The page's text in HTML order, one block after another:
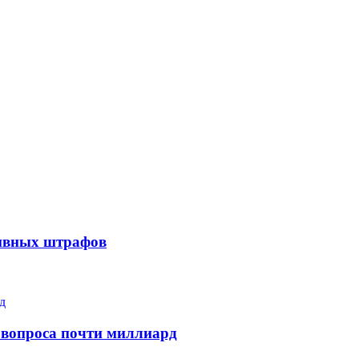
штрафов
почти миллиард